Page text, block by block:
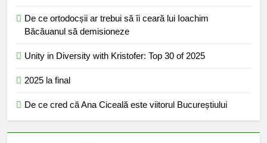
De ce ortodocșii ar trebui să îi ceară lui Ioachim
Băcăuanul să demisioneze
Unity in Diversity with Kristofer: Top 30 of 2025
2025 la final
De ce cred că Ana Ciceală este viitorul Bucureștiului